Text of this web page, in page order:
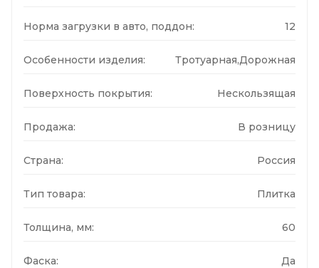
Норма загрузки в авто, поддон: 12
Особенности изделия: Тротуарная,Дорожная
Поверхность покрытия: Нескользящая
Продажа: В розницу
Страна: Россия
Тип товара: Плитка
Толщина, мм: 60
Фаска: Да